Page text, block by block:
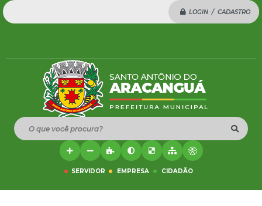
LOGIN / CADASTRO
O que você procura?
SERVIDOR EMPRESA CIDADÃO